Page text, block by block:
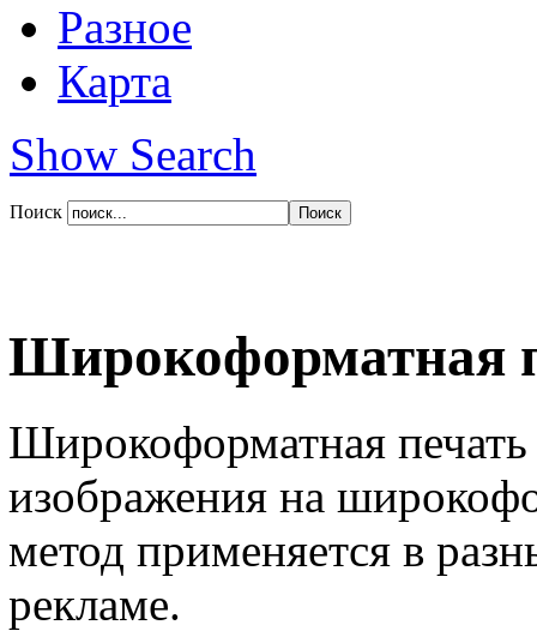
Разное
Карта
Show Search
Поиск
Широкоформатная
Широкоформатная печать
изображения на
метод применяется в
рекламе.